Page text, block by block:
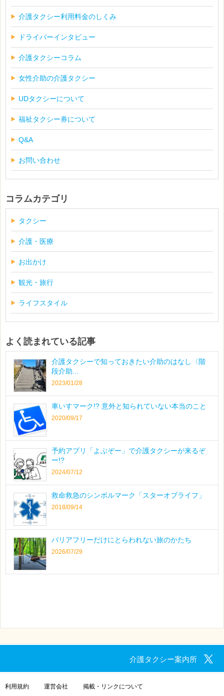
介護タクシー利用料金のしくみ
ドライバーインタビュー
介護タクシーコラム
女性介助の介護タクシー
UDタクシーについて
福祉タクシー券について
Q&A
お問い合わせ
コラムカテゴリ
タクシー
介護・医療
お出かけ
観光・旅行
ライフスタイル
よく読まれている記事
介護タクシーで知っておきたい介助のはなし〈階
段介助...
2023/01/28
車いすマーク!? 意外と知られていない本当のこと
2020/09/17
予約アプリ「よぶぞー」で介護タクシーが来るぞ
ー!?
2024/07/12
救命救急のシンボルマーク「スターオブライフ」
2018/09/14
バリアフリーだけにとらわれない旅のかたち
2026/07/29
介護タクシー案内所
利用規約 運営会社 掲載・リンクについて